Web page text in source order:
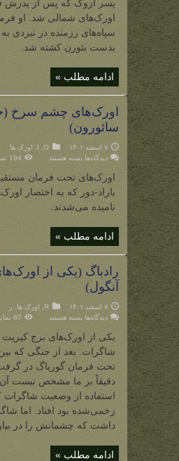
آزوگ)
پسر آزوگ که پس از پدرش
اورک‌های شمالی شد. او
سپاه‌های رزمنده در نبردی به
بدست بئورن کشته شد.
ادامه مطلب »
اورک‌های چشم سرخ
سائورون)
۷ اسفند ۱۴۰۱ O ا
اورک ها
دیدگاه‌ها برای
سرخ
(خدمتگزاران
سائورون)
بسته هستند 194 نمایش
اورک‌های تحت فرمان
باراد-دور که به اختصار
نامیده می‌شدند.
ادامه مطلب »
رادباگ (یکی از
آنگول)
۷ اسفند ۱۴۰۱ R اورک ها
ر
دیدگاه‌ها برای
(یکی
از
اورک‌های
کیریت
آنگول)
بسته هستند 87 نمایش
یکی از اورک‌های برج
شاگرات. بعد از جنگی که
تحت فرمان گورباگ در
دقیقاً بر ما مشخص نیست
استفاده از وضعیت
زخمی‌شده بود افتاد. اما
داشت که چشمانش را در
ادامه مطلب »